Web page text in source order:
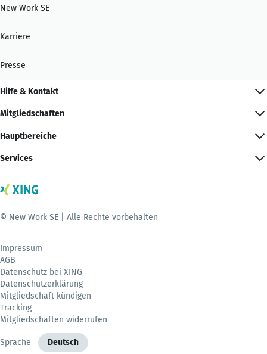
New Work SE
Karriere
Presse
Hilfe & Kontakt
Mitgliedschaften
Hauptbereiche
Services
© New Work SE | Alle Rechte vorbehalten
Impressum
AGB
Datenschutz bei XING
Datenschutzerklärung
Mitgliedschaft kündigen
Tracking
Mitgliedschaften widerrufen
Sprache Deutsch